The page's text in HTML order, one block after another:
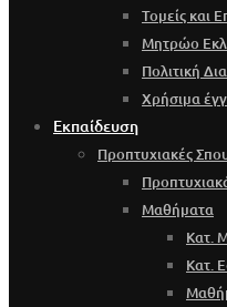
Τομείς και
Μητρώο
Πολιτική
Χρήσιμα
Εκπαίδευση
Προπτυχιακές
Μαθήματα
Κατ.
Κατ.